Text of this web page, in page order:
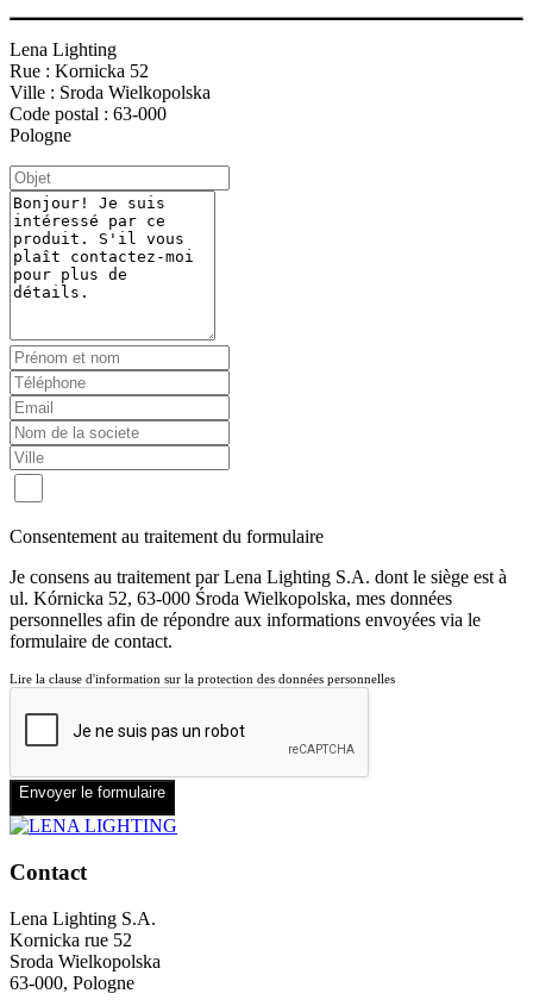
Lena Lighting
Rue : Kornicka 52
Ville : Sroda Wielkopolska
Code postal : 63-000
Pologne
Consentement au traitement du formulaire
Je consens au traitement par Lena Lighting S.A. dont le siège est à
ul. Kórnicka 52, 63-000 Środa Wielkopolska, mes données
personnelles afin de répondre aux informations envoyées via le
formulaire de contact.
Lire la clause d'information sur la protection des données personnelles
Envoyer le formulaire
Contact
Lena Lighting S.A.
Kornicka rue 52
Sroda Wielkopolska
63-000, Pologne